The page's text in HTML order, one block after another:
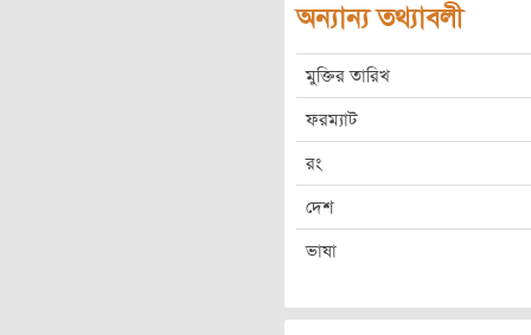
অন্যান্য তথ্যাবলী
মুক্তির তারিখ
ফরম্যাট
রং
দেশ
ভাষা